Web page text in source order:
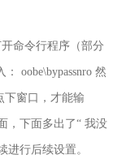
命令行程序（部分
oobe\bypassnro 然
下窗口，才能输
，下面多出了“ 我没
进行后续设置。